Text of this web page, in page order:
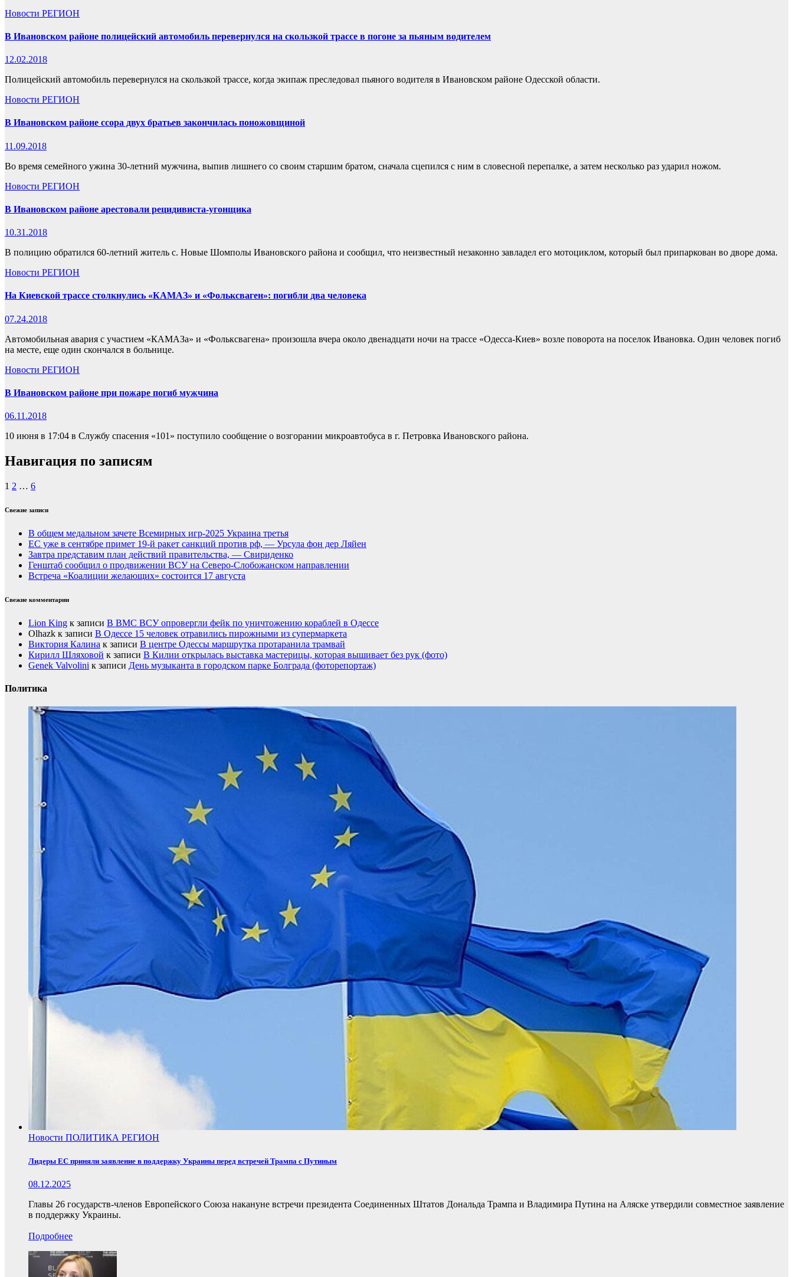
Новости РЕГИОН
В Ивановском районе полицейский автомобиль перевернулся на скользкой трассе в погоне за пьяным водителем
12.02.2018
Полицейский автомобиль перевернулся на скользкой трассе, когда экипаж преследовал пьяного водителя в Ивановском районе Одесской области.
Новости РЕГИОН
В Ивановском районе ссора двух братьев закончилась поножовщиной
11.09.2018
Во время семейного ужина 30-летний мужчина, выпив лишнего со своим старшим братом, сначала сцепился с ним в словесной перепалке, а затем несколько раз ударил ножом.
Новости РЕГИОН
В Ивановском районе арестовали рецидивиста-угонщика
10.31.2018
В полицию обратился 60-летний житель с. Новые Шомполы Ивановского района и сообщил, что неизвестный незаконно завладел его мотоциклом, который был припаркован во дворе дома.
Новости РЕГИОН
На Киевской трассе столкнулись «КАМАЗ» и «Фольксваген»: погибли два человека
07.24.2018
Автомобильная авария с участием «КАМАЗа» и «Фольксвагена» произошла вчера около двенадцати ночи на трассе «Одесса-Киев» возле поворота на поселок Ивановка. Один человек погиб
на месте, еще один скончался в больнице.
Новости РЕГИОН
В Ивановском районе при пожаре погиб мужчина
06.11.2018
10 июня в 17:04 в Службу спасения «101» поступило сообщение о возгорании микроавтобуса в г. Петровка Ивановского района.
Навигация по записям
1 2 … 6
Свежие записи
В общем медальном зачете Всемирных игр-2025 Украина третья
ЕС уже в сентябре примет 19-й ракет санкций против рф, — Урсула фон дер Ляйен
Завтра представим план действий правительства, — Свириденко
Генштаб сообщил о продвижении ВСУ на Северо-Слобожанском направлении
Встреча «Коалиции желающих» состоится 17 августа
Свежие комментарии
Lion King к записи В ВМС ВСУ опровергли фейк по уничтожению кораблей в Одессе
Olhazk к записи В Одессе 15 человек отравились пирожными из супермаркета
Виктория Калина к записи В центре Одессы маршрутка протаранила трамвай
Кирилл Шляховой к записи В Килии открылась выставка мастерицы, которая вышивает без рук (фото)
Genek Valvolini к записи День музыканта в городском парке Болграда (фоторепортаж)
Политика
Новости ПОЛИТИКА РЕГИОН
Лидеры ЕС приняли заявление в поддержку Украины перед встречей Трампа с Путиным
08.12.2025
Главы 26 государств-членов Европейского Союза накануне встречи президента Соединенных Штатов Дональда Трампа и Владимира Путина на Аляске утвердили совместное заявление
в поддержку Украины.
Подробнее